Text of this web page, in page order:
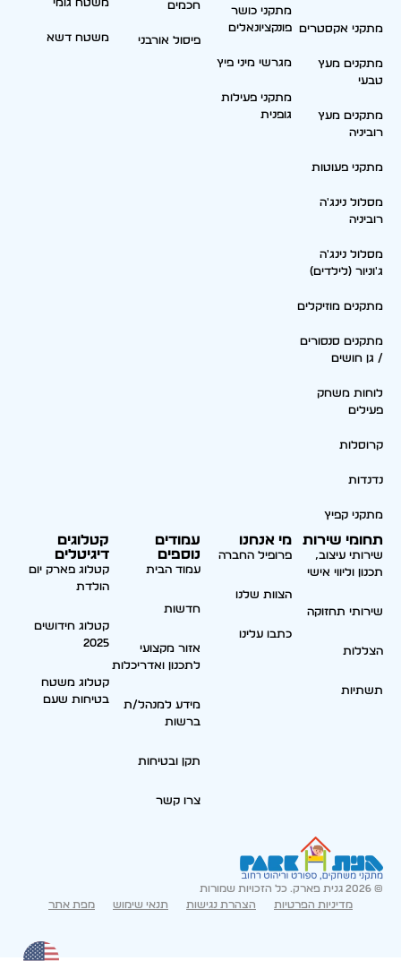
מתקני אקסטרים
מתקנים מעץ
טבעי
מתקנים מעץ
רוביניה
מתקני פעוטות
מסלול נינג'ה
רוביניה
מסלול נינג'ה
ג'וניור (לילדים)
מתקנים מוזיקלים
מתקנים סנסורים
/ גן חושים
לוחות משחק
פעילים
קרוסלות
נדנדות
מתקני קפיץ
מתקני כושר
פונקציונאלים
מגרשי מיני פיץ
מתקני פעילות
גופנית
חכמים
פיסול אורבני
משטח גומי
משטח דשא
תחומי שירות
שירותי עיצוב,
תכנון וליווי אישי
שירותי תחזוקה
הצללות
תשתיות
מי אנחנו
פרופיל החברה
הצוות שלנו
כתבו עלינו
עמודים
נוספים
עמוד הבית
חדשות
אזור מקצועי
לתכנון ואדריכלות
מידע למנהל/ת
ברשות
תקן ובטיחות
צרו קשר
קטלוגים
דיגיטלים
קטלוג פארק יום
הולדת
קטלוג חידושים
2025
קטלוג משטח
בטיחות שעם
© 2026 גנית פארק. כל הזכויות שמורות
מדיניות הפרטיות
הצהרת נגישות תנאי שימוש מפת אתר